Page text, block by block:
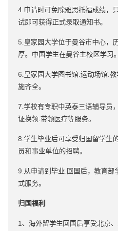
4.申请时可免除雅思托福成绩，
试即可获得正式录取通知书。
5.皇家园大学位于曼谷市中心，
厚。中国学生在曼谷主校区学习。
6.皇家园大学图书馆.运动场馆.
施齐全。
7.学校有专职中英泰三语辅导员
证换领.带领医疗等服务。
8.学生毕业后可享受归国留学生
员和事业单位的招聘。
9.从申请到毕业.回国后，教育部
式服务。
归国福利
1、海外留学生回国后享受北京